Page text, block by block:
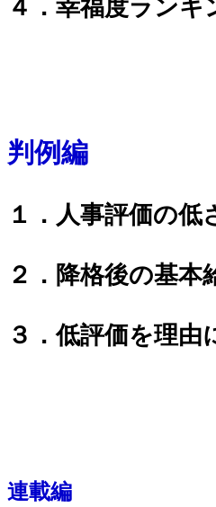
４．幸福度ラン
判例編
１．人事評価の低
２．降格後の基本
３．低評価を理由
連載編